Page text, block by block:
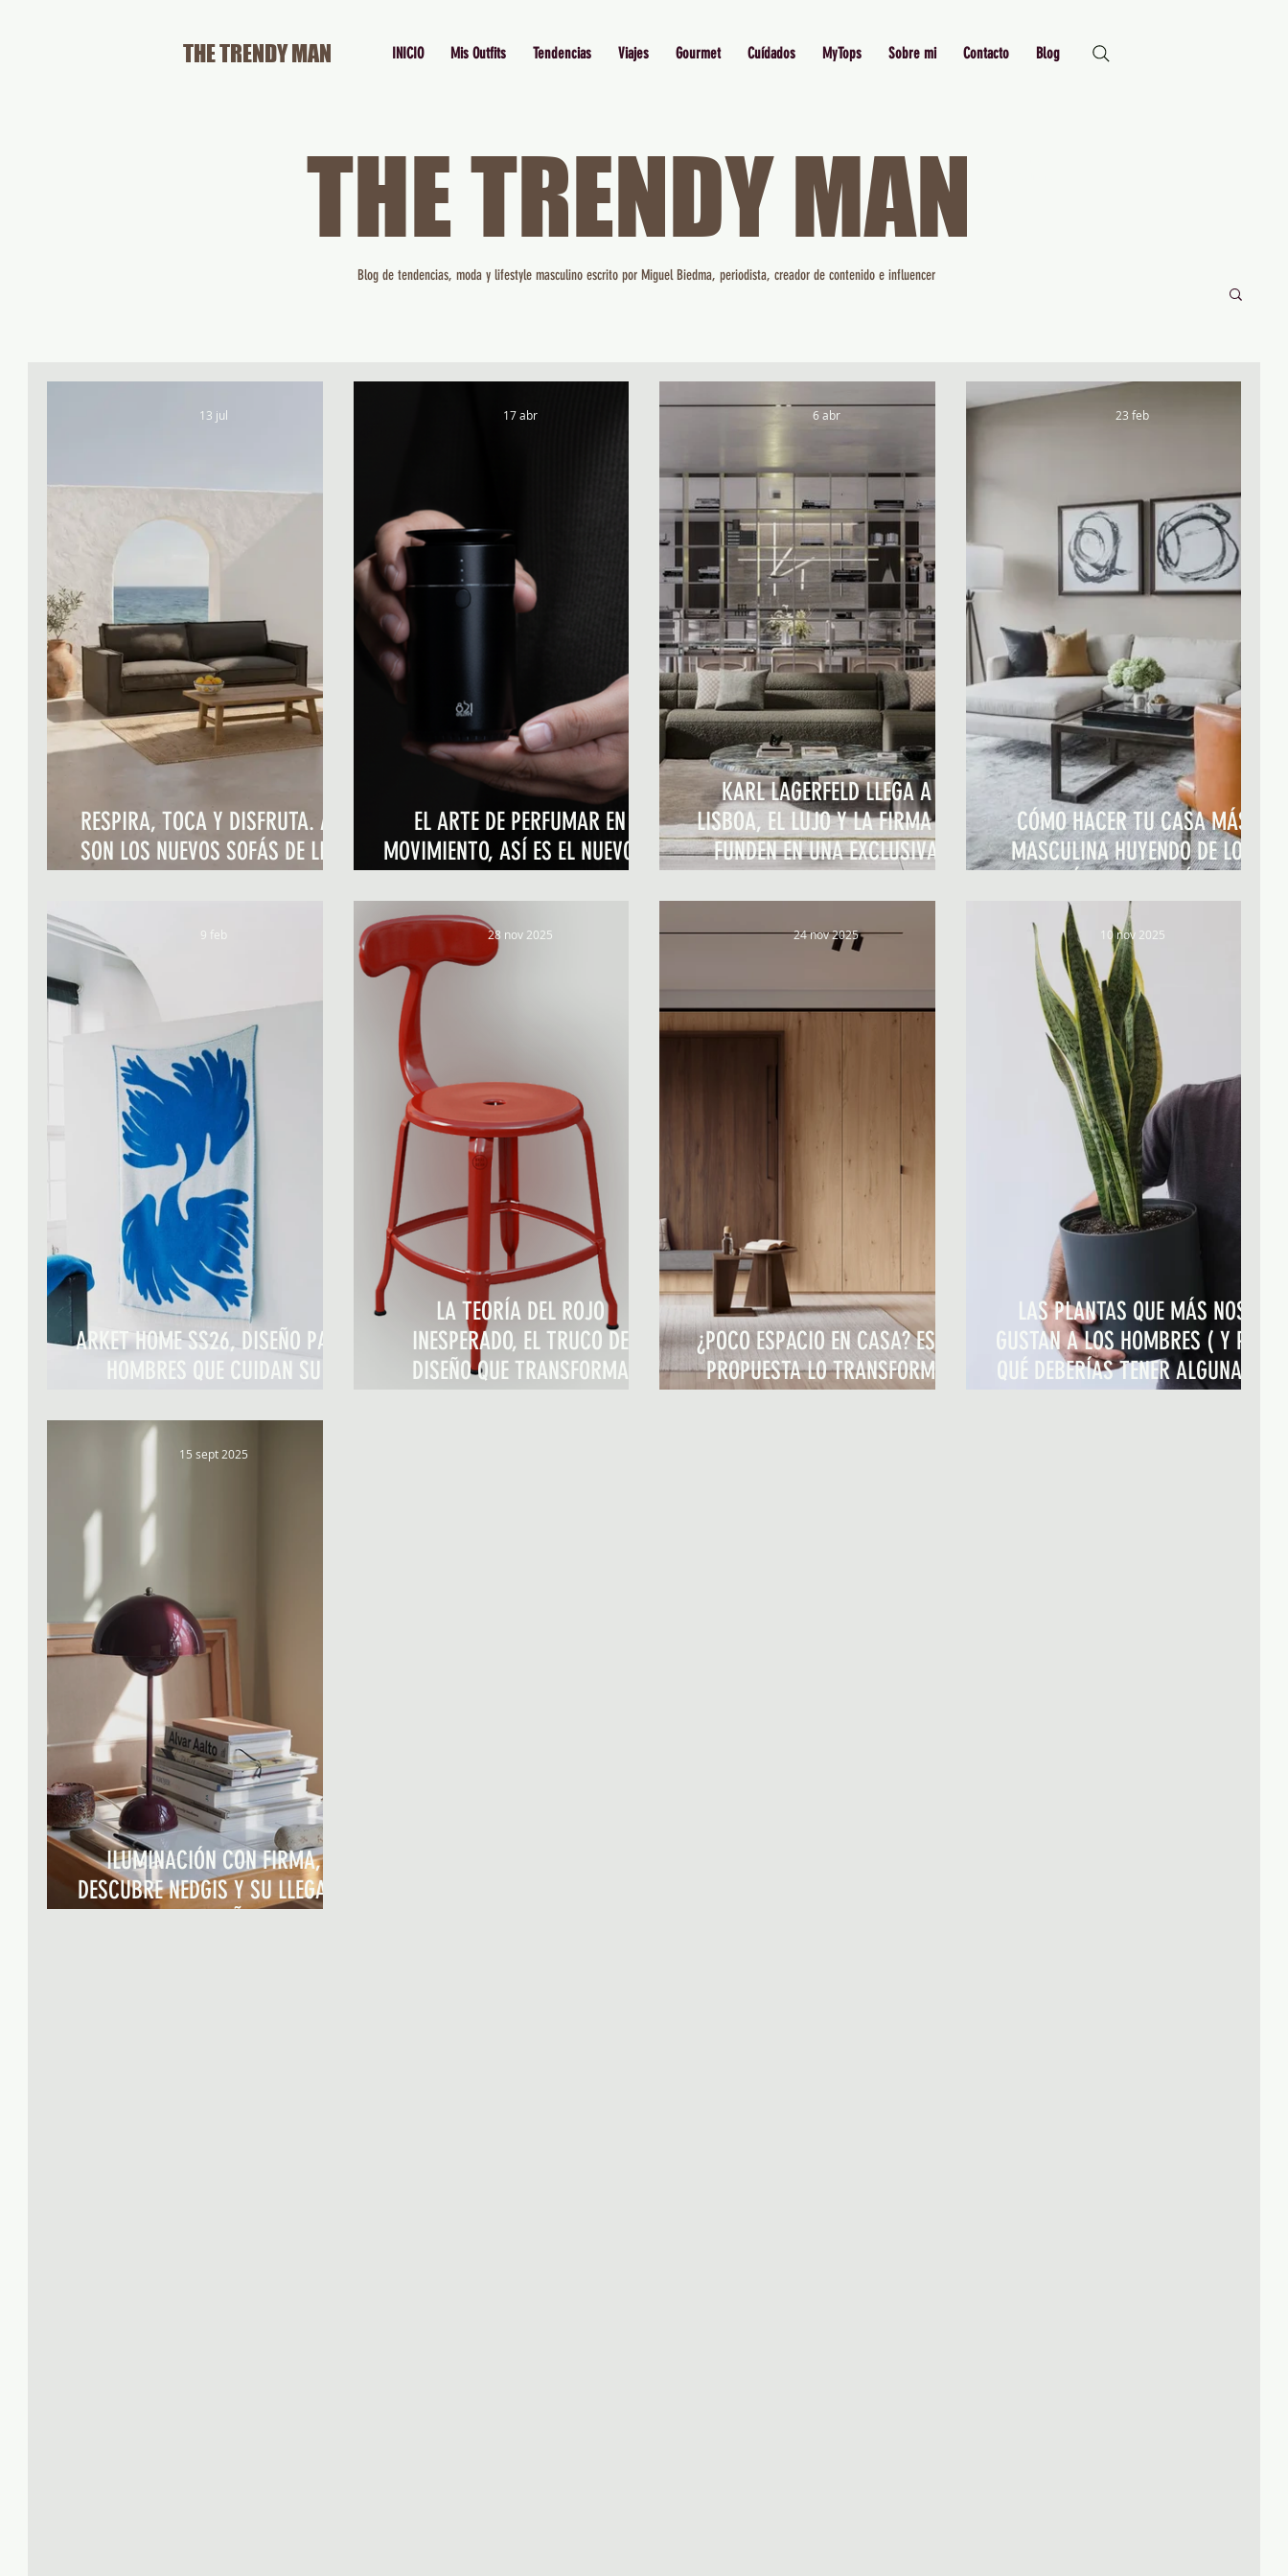
INICIO Mis Outfits Tendencias Viajes Gourmet Cuídados MyTops Sobre mi Contacto Blog
THE TRENDY MAN
RESPIRA, TOCA Y DISFRUTA. ASÍ
SON LOS NUEVOS SOFÁS DE LINO
13 jul
EL ARTE DE PERFUMAR EN
MOVIMIENTO, ASÍ ES EL NUEVO LE
17 abr
KARL LAGERFELD LLEGA A
LISBOA, EL LUJO Y LA FIRMA SE
FUNDEN EN UNA EXCLUSIVA
6 abr
CÓMO HACER TU CASA MÁS
MASCULINA HUYENDO DE LOS
23 feb
ARKET HOME SS26, DISEÑO PARA
HOMBRES QUE CUIDAN SU
9 feb
LA TEORÍA DEL ROJO
INESPERADO, EL TRUCO DE
DISEÑO QUE TRANSFORMA
28 nov 2025
¿POCO ESPACIO EN CASA? ESTA
PROPUESTA LO TRANSFORMA
24 nov 2025
LAS PLANTAS QUE MÁS NOS
GUSTAN A LOS HOMBRES ( Y POR
QUÉ DEBERÍAS TENER ALGUNA EN
10 nov 2025
ILUMINACIÓN CON FIRMA,
DESCUBRE NEDGIS Y SU LLEGADA
15 sept 2025
Blog de tendencias, moda y lifestyle masculino escrito por Miguel Biedma, periodista, creador de contenido e influencer
THE TRENDY MAN